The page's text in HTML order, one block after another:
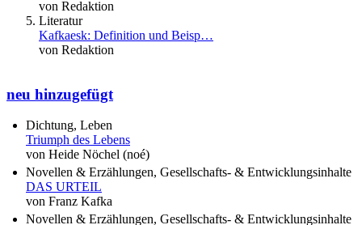
von Redaktion
Literatur
Kafkaesk: Definition und Beisp…
von Redaktion
neu hinzugefügt
Dichtung, Leben
Triumph des Lebens
von Heide Nöchel (noé)
Novellen & Erzählungen, Gesellschafts- & Entwicklungsinhalte
DAS URTEIL
von Franz Kafka
Novellen & Erzählungen, Gesellschafts- & Entwicklungsinhalte